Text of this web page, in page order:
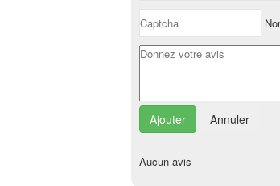
Annuler
Aucun avis